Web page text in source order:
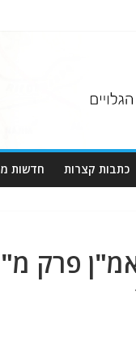
כתבות קצרות חדשות
פרק